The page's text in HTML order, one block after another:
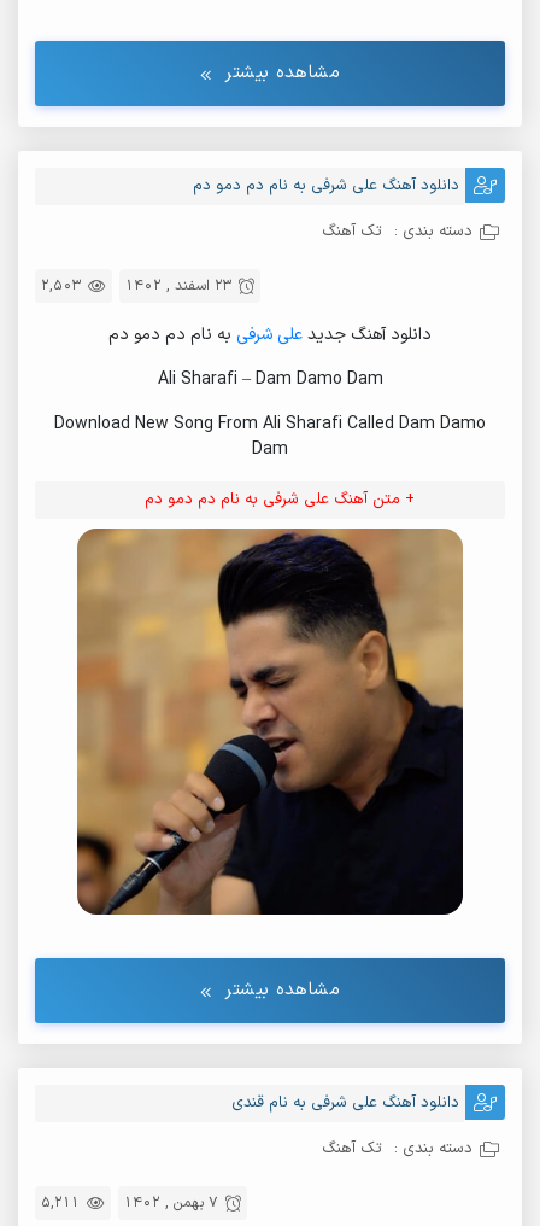
مشاهده بیشتر
دانلود آهنگ علی شرفی به نام دم دمو دم
دسته بندی : تک آهنگ
2,503 23 اسفند , 1402
دانلود آهنگ جدیدعلی شرفی به نام دم دمو دم
Ali Sharafi – Dam Damo Dam
Download New Song From Ali Sharafi Called Dam Damo
Dam
+ متن آهنگ علی شرفی به نام دم دمو دم
مشاهده بیشتر
دانلود آهنگ علی شرفی به نام قندی
دسته بندی : تک آهنگ
5,211 7 بهمن , 1402